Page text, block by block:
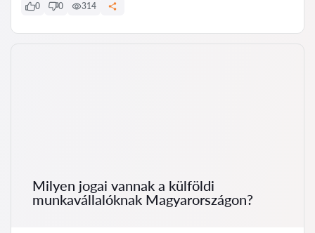
0 0 314
Milyen jogai vannak a külföldi
munkavállalóknak Magyarországon?